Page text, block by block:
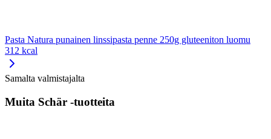
Pasta Natura punainen linssipasta penne 250g gluteeniton luomu
312 kcal
Samalta valmistajalta
Muita Schär -tuotteita